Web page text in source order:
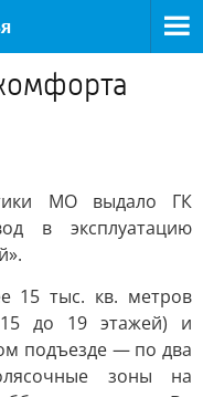
МО выдало ГК
в эксплуатацию
15 тыс. кв. метров
до 19 этажей) и
подъезде — по два
зоны на